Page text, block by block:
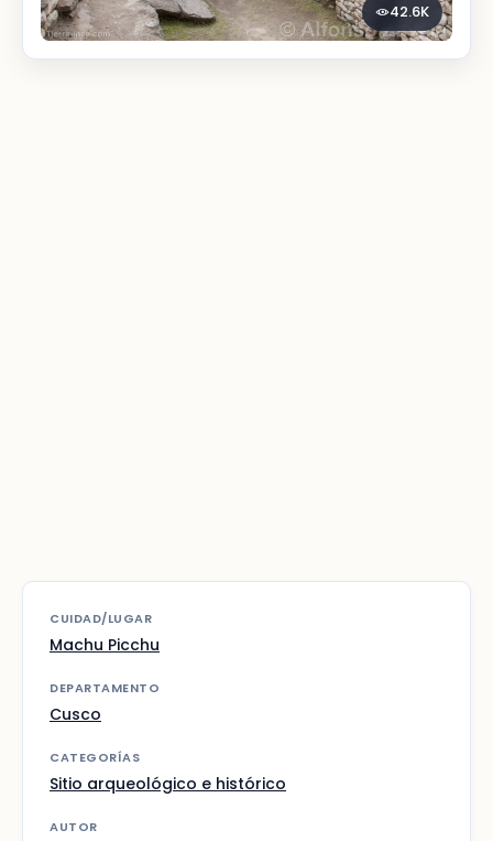
42.6K
CUIDAD/LUGAR
Machu Picchu
DEPARTAMENTO
Cusco
CATEGORÍAS
Sitio arqueológico e histórico
AUTOR